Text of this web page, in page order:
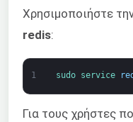
Χρησιμοποιήστε
redis:
1 sudo service
Για τους χρήστες